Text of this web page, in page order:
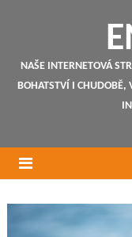
NAŠE INTERNETOVÁ
BOHATSTVÍ I CHUDOBĚ,